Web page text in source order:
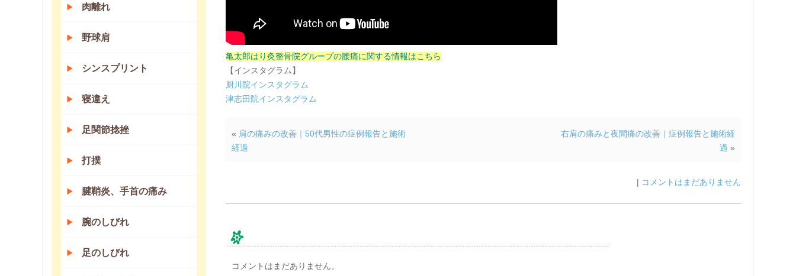
亀太郎はり灸整骨院グループの腰痛に関する情報はこちら
【インスタグラム】
厨川院インスタグラム
津志田院インスタグラム
右肩の痛みと夜間痛の改善｜症例報告と施術経
過 »
« 肩の痛みの改善｜50代男性の症例報告と施術
経過
| コメントはまだありません
コメントはまだありません。
肉離れ
野球肩
シンスプリント
寝違え
足関節捻挫
打撲
腱鞘炎、手首の痛み
腕のしびれ
足のしびれ